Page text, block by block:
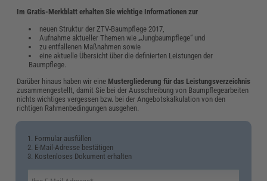
Im Gratis-Merkblatt erhalten Sie wichtige Informationen zur
neuen Struktur der ZTV-Baumpflege 2017,
Aufnahme aktueller Themen wie „Jungbaumpflege“ und
zu entfallenen Maßnahmen sowie
eine aktuelle Übersicht über die definierten Leistungen der
Baumpflege.
Darüber hinaus haben wir eine Mustergliederung für das Leistungsverzeichnis
zusammengestellt, damit Sie bei der Ausschreibung von Baumpflegearbeiten
nichts wichtiges vergessen bzw. bei der Angebotskalkulation von den
richtigen Rahmenbedingungen ausgehen.
1. Formular ausfüllen
2. E-Mail-Adresse bestätigen
3. Kostenloses Dokument erhalten